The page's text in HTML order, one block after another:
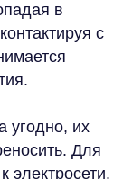
в
с
угодно, их
Для
электросети.